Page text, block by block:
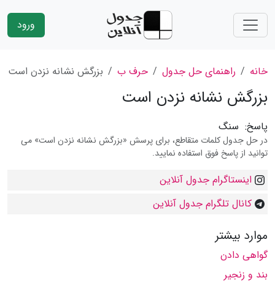
ورود
خانه راهنمای حل جدول حرف ب بزرگش نشانه نزدن است
بزرگش نشانه نزدن است
پاسخ: سنگ
در حل جدول کلمات متقاطع، برای پرسش «بزرگش نشانه نزدن است» می
توانید از پاسخ فوق استفاده نمایید.
اینستاگرام جدول آنلاین
کانال تلگرام جدول آنلاین
موارد بیشتر
گواهی دادن
بند و زنجیر